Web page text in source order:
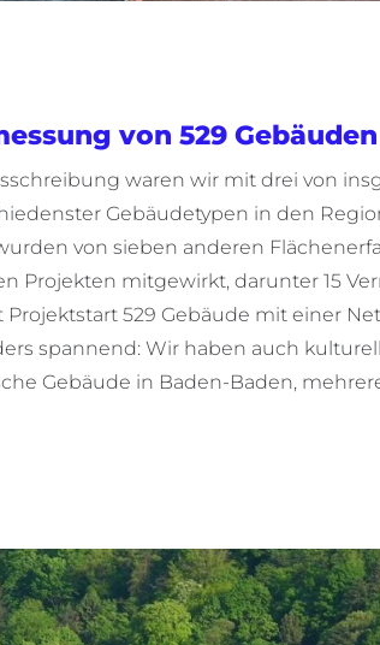
von 529 Gebäuden
waren wir mit drei von
Gebäudetypen in den
von sieben anderen
Projekten mitgewirkt, darunter 15
Projektstart 529 Gebäude mit einer
spannend: Wir haben auch
Gebäude in Baden-Baden,